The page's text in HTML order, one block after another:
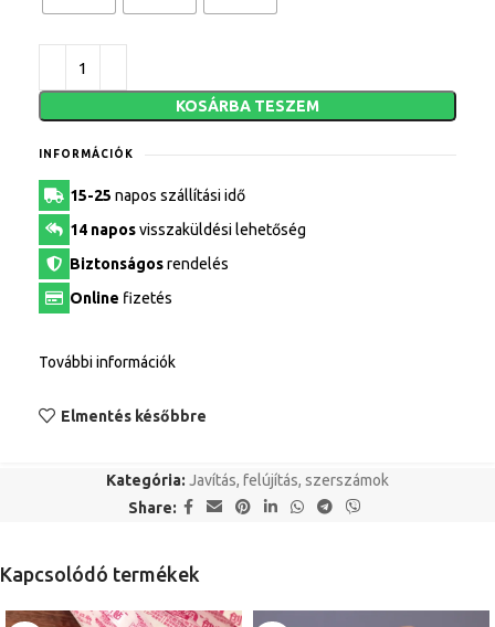
KOSÁRBA TESZEM
INFORMÁCIÓK
15-25 napos szállítási idő
14 naposvisszaküldési lehetőség
Biztonságosrendelés
Online fizetés
További információk
Elmentés későbbre
Kategória: Javítás, felújítás, szerszámok
Share:
Kapcsolódó termékek